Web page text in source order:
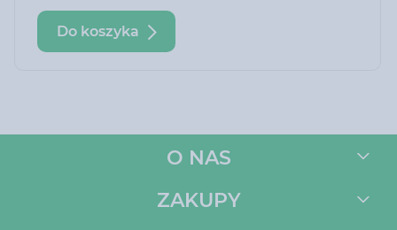
Do koszyka
O NAS
ZAKUPY